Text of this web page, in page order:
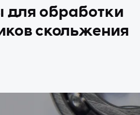
для обработки
скольжения